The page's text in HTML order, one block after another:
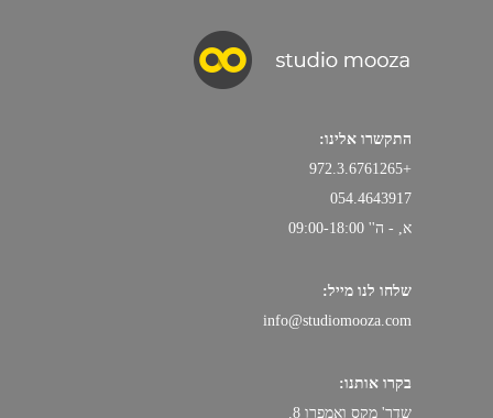
התקשרו אלינו:
+972.3.6761265
054.4643917
א, - ה'' 09:00-18:00
שלחו לנו מייל:
info@studiomooza.com
בקרו אותנו:
שדר' מקס ואמפרו 8.